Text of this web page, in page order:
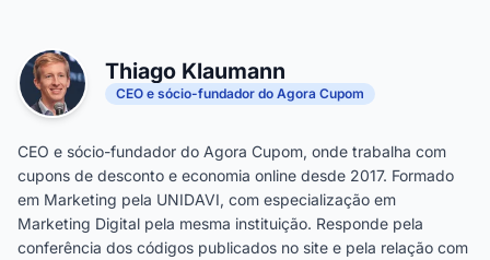
Thiago Klaumann
CEO e sócio-fundador do Agora Cupom
CEO e sócio-fundador do Agora Cupom, onde trabalha com
cupons de desconto e economia online desde 2017. Formado
em Marketing pela UNIDAVI, com especialização em
Marketing Digital pela mesma instituição. Responde pela
conferência dos códigos publicados no site e pela relação com